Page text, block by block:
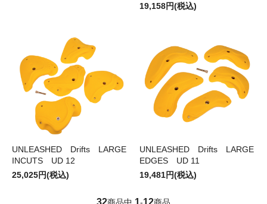
19,158円(税込)
UNLEASHED Drifts LARGE
INCUTS UD 12
25,025円(税込)
UNLEASHED Drifts LARGE
EDGES UD 11
19,481円(税込)